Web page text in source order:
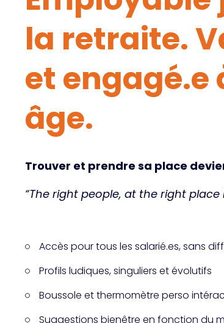
la retraite.
et engagé.e
âge.
Trouver et prendre sa place
“The right people, at the right
Accès pour tous les salarié.es, sans
Profils ludiques, singuliers et évolutifs
Boussole et thermomètre perso
Suggestions bienêtre en fonction du